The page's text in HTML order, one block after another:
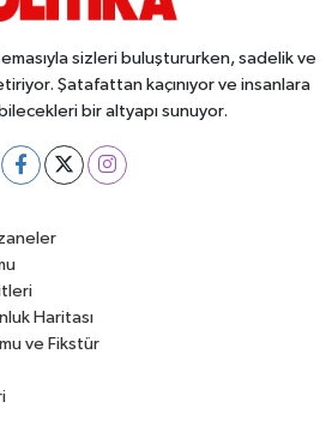
sizleri buluştururken, sadelik ve
Şatafattan kaçınıyor ve insanlara
bir altyapı sunuyor.
Haritası
ve Fikstür